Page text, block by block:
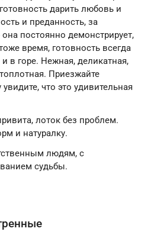
дарить любовь и
и преданность, за
постоянно демонстрирует,
время, готовность всегда
в горе. Нежная, деликатная,
Приезжайте
что это удивительная
лоток без проблем.
и натуралку.
людям, с
судьбы.